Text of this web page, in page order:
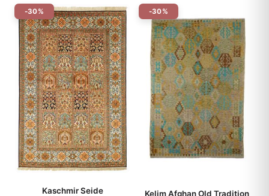
-30%
Kaschmir Seide
-30%
Kelim Afghan Old Tradition